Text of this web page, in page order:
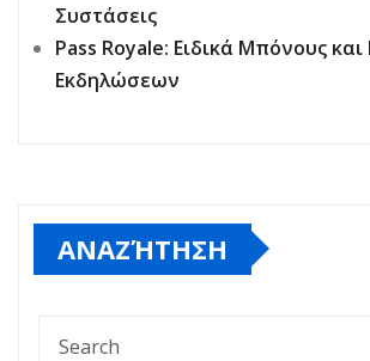
Συστάσεις
Pass Royale: Ειδικά Μπόνους
Εκδηλώσεων
ΑΝΑΖΉΤΗΣΗ